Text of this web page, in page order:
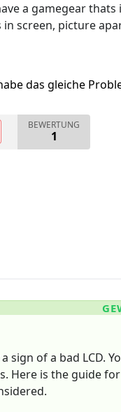
a gamegear
screen, picture
das gleiche
BEWERTUNG
1
sign of a bad LCD.
Here is the guide